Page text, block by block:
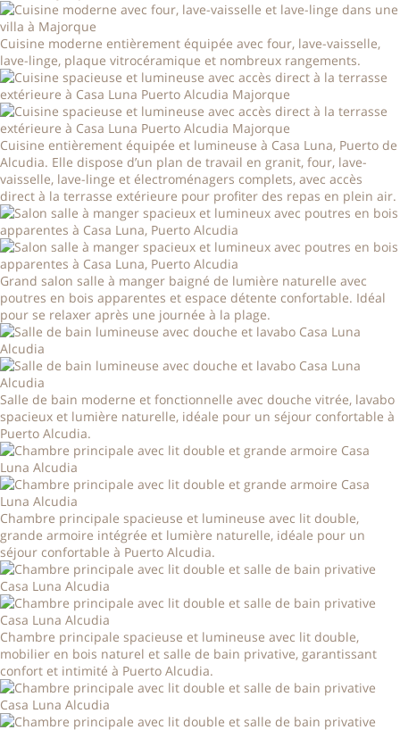
Cuisine moderne entièrement équipée avec four, lave-vaisselle,
lave-linge, plaque vitrocéramique et nombreux rangements.
Cuisine entièrement équipée et lumineuse à Casa Luna, Puerto de
Alcudia. Elle dispose d’un plan de travail en granit, four, lave-
vaisselle, lave-linge et électroménagers complets, avec accès
direct à la terrasse extérieure pour profiter des repas en plein air.
Grand salon salle à manger baigné de lumière naturelle avec
poutres en bois apparentes et espace détente confortable. Idéal
pour se relaxer après une journée à la plage.
Salle de bain moderne et fonctionnelle avec douche vitrée, lavabo
spacieux et lumière naturelle, idéale pour un séjour confortable à
Puerto Alcudia.
Chambre principale spacieuse et lumineuse avec lit double,
grande armoire intégrée et lumière naturelle, idéale pour un
séjour confortable à Puerto Alcudia.
Chambre principale spacieuse et lumineuse avec lit double,
mobilier en bois naturel et salle de bain privative, garantissant
confort et intimité à Puerto Alcudia.